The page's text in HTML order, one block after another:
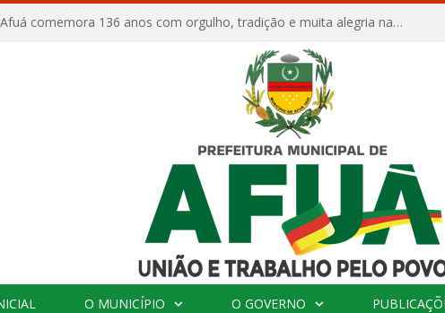
Afuá comemora 136 anos com orgulho, tradição e muita alegria na Quadra Dr. Nelson Salomão
O MUNICÍPIO O GOVERNO